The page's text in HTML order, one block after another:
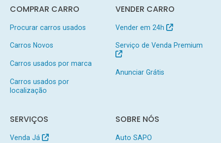
COMPRAR CARRO
Procurar carros usados
Carros Novos
Carros usados por marca
Carros usados por
localização
VENDER CARRO
Vender em 24h
Serviço de Venda Premium
Anunciar Grátis
SERVIÇOS
Venda Já
SOBRE NÓS
Auto SAPO